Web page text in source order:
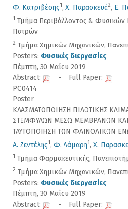
Φ. Κατριβέσης1, Χ. Παρασκευά2, Ε.
1 Τμήμα Περιβάλλοντος & Φυσικών
Πατρών
2 Τμήμα Χημικών Μηχανικών,
Posters: Φυσικές διεργασίες
Πέμπτη, 30 Μαίου 2019
Abstract:
- Full Paper:
PO0414
Poster
ΚΛΑΣΜΑΤΟΠΟΙΗΣΗ ΠΙΛΟΤΙΚΗΣ
ΣΤΕΜΦΥΛΩΝ ΜΕΣΩ ΜΕΜΒΡΑΝΩΝ ΚΑΙ
ΤΑΥΤΟΠΟΙΗΣΗ ΤΩΝ ΦΑΙΝΟΛΙΚΩΝ
Α. Ζεντέλης1, Φ. Λάμαρη1, Χ.
1 Τμήμα Φαρμακευτικής,
2 Τμήμα Χημικών Μηχανικών,
Posters: Φυσικές διεργασίες
Πέμπτη, 30 Μαίου 2019
Abstract:
- Full Paper: